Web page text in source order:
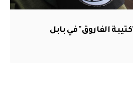
الفاروق" في بابل